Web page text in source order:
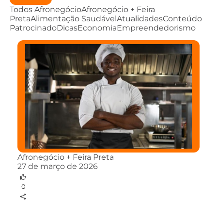
Todos AfronegócioAfronegócio + Feira
PretaAlimentação SaudávelAtualidadesConteúdo
PatrocinadoDicasEconomiaEmpreendedorismo
Afronegócio + Feira Preta
27 de março de 2026
0